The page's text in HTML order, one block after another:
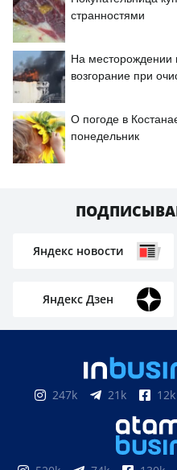
странностями
На месторождении
возгорание при
О погоде в
понедельник
Яндекс новости
Яндекс Дзен
247k 21k 12k